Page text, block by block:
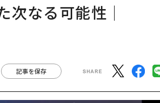
なる可能性｜
記事を保存